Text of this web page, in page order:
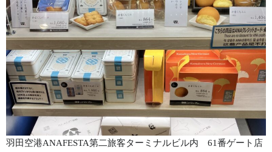
羽田空港ANAFESTA第二旅客ターミナルビル内 61番ゲート店